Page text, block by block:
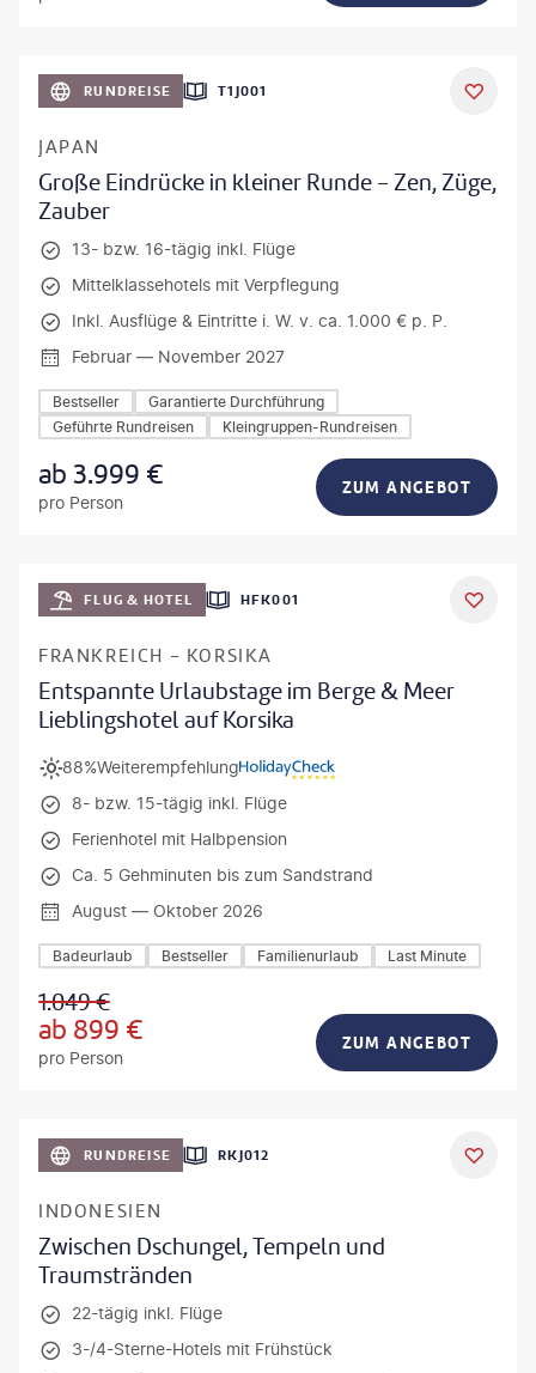
RUNDREISE T1J001
JAPAN
Große Eindrücke in kleiner Runde - Zen, Züge,
Zauber
13- bzw. 16-tägig inkl. Flüge
Mittelklassehotels mit Verpflegung
Inkl. Ausflüge & Eintritte i. W. v. ca. 1.000 € p. P.
Februar — November 2027
Bestseller
Garantierte Durchführung
Geführte Rundreisen
Kleingruppen-Rundreisen
ab3.999 €
pro Person
ZUM ANGEBOT
DEAL
FLUG & HOTEL HFK001
FRANKREICH - KORSIKA
Entspannte Urlaubstage im Berge & Meer
Lieblingshotel auf Korsika
Weiterempfehlung
88%
8- bzw. 15-tägig inkl. Flüge
Ferienhotel mit Halbpension
Ca. 5 Gehminuten bis zum Sandstrand
August — Oktober 2026
Badeurlaub Bestseller Familienurlaub Last Minute
1.049€
ab 899 €
pro Person
ZUM ANGEBOT
RUNDREISE RKJ012
INDONESIEN
Zwischen Dschungel, Tempeln und
Traumstränden
22-tägig inkl. Flüge
3-/4-Sterne-Hotels mit Frühstück